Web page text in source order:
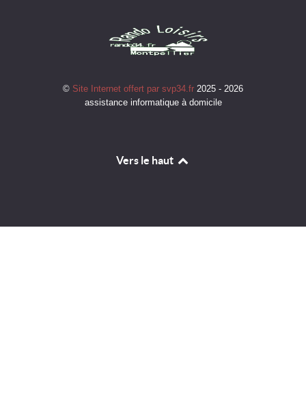
© Site Internet offert par svp34.fr 2025 - 2026
assistance informatique à domicile
Vers le haut